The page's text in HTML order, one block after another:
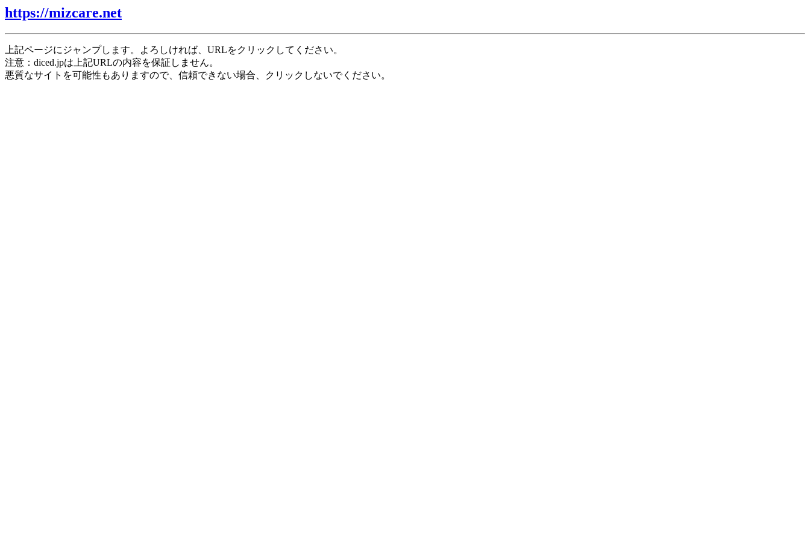
https://mizcare.net
上記ページにジャンプします。よろしければ、URLをクリックしてください。
注意：diced.jpは上記URLの内容を保証しません。
悪質なサイトを可能性もありますので、信頼できない場合、クリックしないでください。